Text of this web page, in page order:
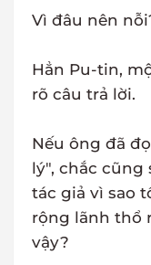
Vì đâu nên
Hẳn Pu-tin,
rõ câu trả lời.
Nếu ông đã
lý", chắc cũng
tác giả vì sao
rộng lãnh thổ
vậy?